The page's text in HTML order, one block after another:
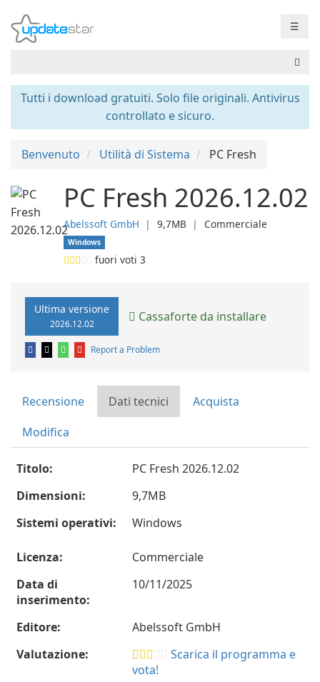
☰
Tutti i download gratuiti. Solo file originali. Antivirus
controllato e sicuro.
Benvenuto Utilità di Sistema PC Fresh
PC Fresh 2026.12.02
Abelssoft GmbH ❘ 9,7MB ❘ Commerciale
Windows
fuori voti 3
Ultima versione
2026.12.02 Cassaforte da installare
Report a Problem
Recensione Dati tecnici
Acquista
Modifica
Titolo:
PC Fresh 2026.12.02
Dimensioni:
9,7MB
Sistemi operativi:
Windows
Licenza:
Commerciale
Data di
inserimento:
10/11/2025
Editore:
Abelssoft GmbH
Valutazione:
Scarica il programma e
vota!